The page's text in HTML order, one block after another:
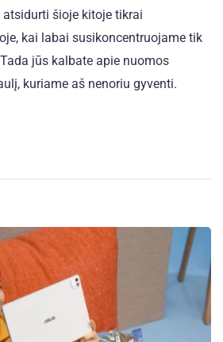
šioje kitoje tikrai
kai labai susikoncentruojame tik
jūs kalbate apie nuomos
kuriame aš nenoriu gyventi.